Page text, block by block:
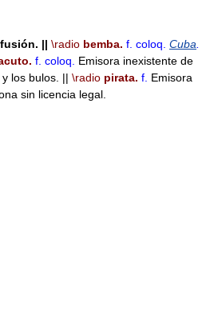
|| \radio bemba. f. coloq. Cuba
f. coloq.
Emisora inexistente de
los bulos. || \radio pirata. f. Emisora
sin licencia legal.